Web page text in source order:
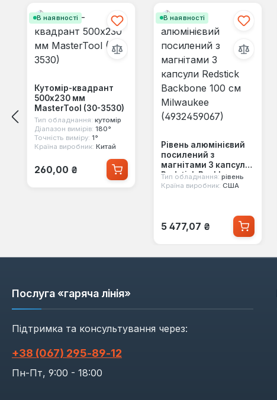
В наявності
Кутомір-квадрант
500х230 мм
MasterTool (30-3530)
Тип обладнання: кутомір
Діапазон вимірів: 180°
Точність виміру: 1°
Країна виробник: Китай
Звичайна ціна:
260,00 ₴
В наявності
Рівень алюмінієвий
посилений з
магнітами 3 капсули
Redstick Backbone
100 см Milwaukee
Тип обладнання: рівень
Країна виробник: США
Звичайна ціна:
5 477,07 ₴
Послуга «гаряча лінія»
Підтримка та консультування через:
+38 (067) 295‑89‑12
Пн-Пт, 9:00 - 18:00